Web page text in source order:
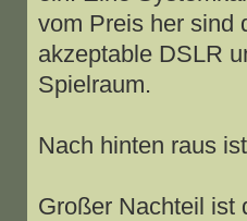
vom Preis her sind
akzeptable DSLR
Spielraum.
Nach hinten raus
Großer Nachteil ist